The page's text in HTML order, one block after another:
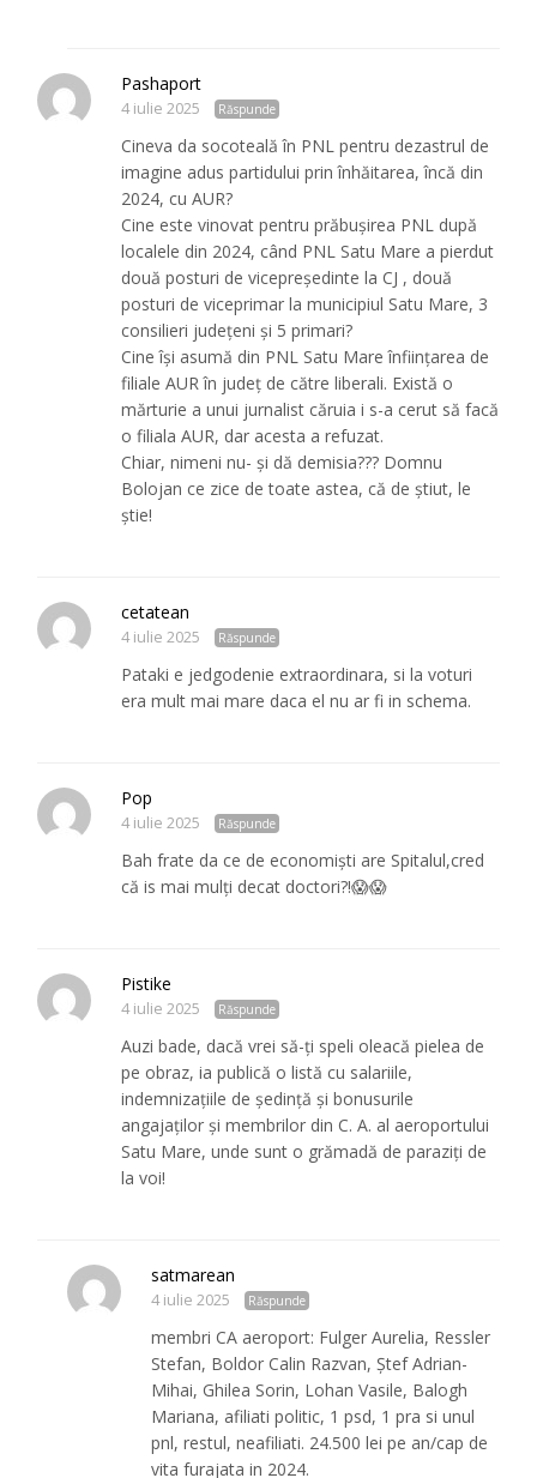
Pashaport
4 iulie 2025 Răspunde
Cineva da socoteală în PNL pentru dezastrul de
imagine adus partidului prin înhăitarea, încă din
2024, cu AUR?
Cine este vinovat pentru prăbușirea PNL după
localele din 2024, când PNL Satu Mare a pierdut
două posturi de vicepreședinte la CJ , două
posturi de viceprimar la municipiul Satu Mare, 3
consilieri județeni și 5 primari?
Cine își asumă din PNL Satu Mare înființarea de
filiale AUR în județ de către liberali. Există o
mărturie a unui jurnalist căruia i s-a cerut să facă
o filiala AUR, dar acesta a refuzat.
Chiar, nimeni nu- și dă demisia??? Domnu
Bolojan ce zice de toate astea, că de știut, le
știe!
cetatean
4 iulie 2025 Răspunde
Pataki e jedgodenie extraordinara, si la voturi
era mult mai mare daca el nu ar fi in schema.
Pop
4 iulie 2025 Răspunde
Bah frate da ce de economiști are Spitalul,cred
că is mai mulți decat doctori?!😱😱
Pistike
4 iulie 2025 Răspunde
Auzi bade, dacă vrei să-ți speli oleacă pielea de
pe obraz, ia publică o listă cu salariile,
indemnizațiile de ședință și bonusurile
angajaților și membrilor din C. A. al aeroportului
Satu Mare, unde sunt o grămadă de paraziți de
la voi!
satmarean
4 iulie 2025 Răspunde
membri CA aeroport: Fulger Aurelia, Ressler
Stefan, Boldor Calin Razvan, Ștef Adrian-
Mihai, Ghilea Sorin, Lohan Vasile, Balogh
Mariana, afiliati politic, 1 psd, 1 pra si unul
pnl, restul, neafiliati. 24.500 lei pe an/cap de
vita furajata in 2024.